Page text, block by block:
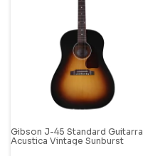
Gibson J-45 Standard Guitarra
Acustica Vintage Sunburst